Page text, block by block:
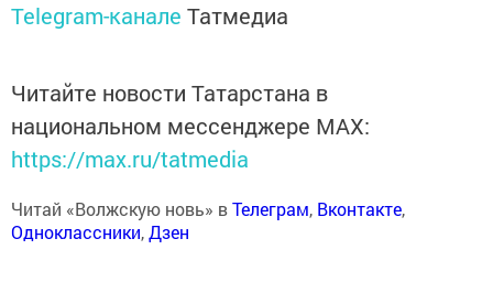
Telegram-канале Татмедиа
Читайте новости Татарстана в
национальном мессенджере MАХ:
https://max.ru/tatmedia
Читай «Волжскую новь» вТелеграм, Вконтакте,
Одноклассники,Дзен